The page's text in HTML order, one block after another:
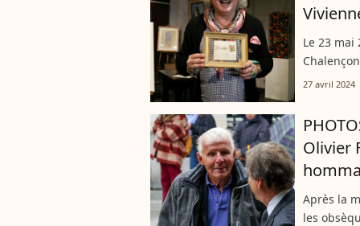
Le 23 mai
le Palais
27 avril 2024
Olivier
Après la
les